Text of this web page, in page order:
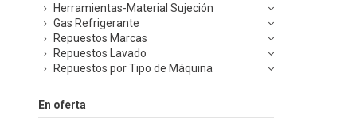
Herramientas-Material Sujeción
Gas Refrigerante
Repuestos Marcas
Repuestos Lavado
Repuestos por Tipo de Máquina
En oferta